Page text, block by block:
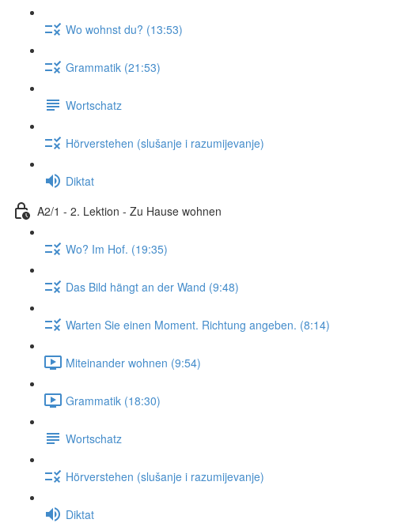
Wo wohnst du? (13:53)
Grammatik (21:53)
Wortschatz
Hörverstehen (slušanje i razumijevanje)
Diktat
A2/1 - 2. Lektion - Zu Hause wohnen
Wo? Im Hof. (19:35)
Das Bild hängt an der Wand (9:48)
Warten Sie einen Moment. Richtung angeben. (8:14)
Miteinander wohnen (9:54)
Grammatik (18:30)
Wortschatz
Hörverstehen (slušanje i razumijevanje)
Diktat